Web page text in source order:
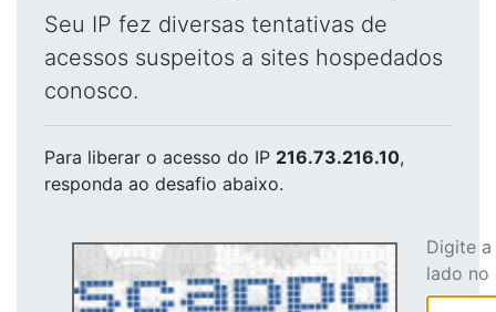
Seu IP fez diversas tentativas de
acessos suspeitos a sites hospedados
conosco.
Para liberar o acesso do IP 216.73.216.10,
responda ao desafio abaixo.
Digite
lado no